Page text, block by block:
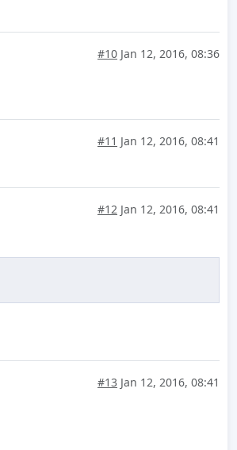
#10 Jan 12, 2016, 08:36
#11 Jan 12, 2016, 08:41
#12 Jan 12, 2016, 08:41
#13 Jan 12, 2016, 08:41